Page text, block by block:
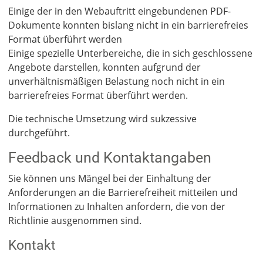
Einige der in den Webauftritt eingebundenen PDF-
Dokumente konnten bislang nicht in ein barrierefreies
Format überführt werden
Einige spezielle Unterbereiche, die in sich geschlossene
Angebote darstellen, konnten aufgrund der
unverhältnismäßigen Belastung noch nicht in ein
barrierefreies Format überführt werden.
Die technische Umsetzung wird sukzessive
durchgeführt.
Feedback und Kontaktangaben
Sie können uns Mängel bei der Einhaltung der
Anforderungen an die Barrierefreiheit mitteilen und
Informationen zu Inhalten anfordern, die von der
Richtlinie ausgenommen sind.
Kontakt